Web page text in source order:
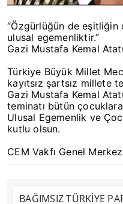
“Özgürlüğün de eşitliğin
ulusal egemenliktir.”
Gazi Mustafa Kemal
Türkiye Büyük Millet
kayıtsız şartsız millete
Gazi Mustafa Kemal
teminatı bütün
Ulusal Egemenlik ve
kutlu olsun.
CEM Vakfı Genel
BAĞIMSIZ TÜRKİYE